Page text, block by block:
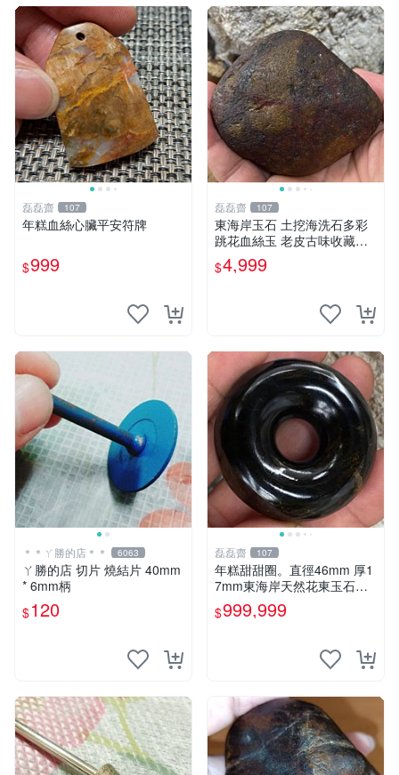
磊磊齋 107
年糕血絲心臟平安符牌
$999
磊磊齋 107
東海岸玉石 土挖海洗石多彩
跳花血絲玉 老皮古味收藏品
重量：4 0 5公克
$4,999
＊＊ㄚ勝的店＊＊ 6063
ㄚ勝的店 切片 燒結片 40mm
* 6mm柄
$120
磊磊齋 107
年糕甜甜圈。直徑46mm 厚1
7mm東海岸天然花東玉石台
灣本土玉石寶石。磊磊齋奇石
雅石
$999,999